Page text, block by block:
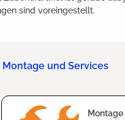
sind voreingestellt.
Montage und Services